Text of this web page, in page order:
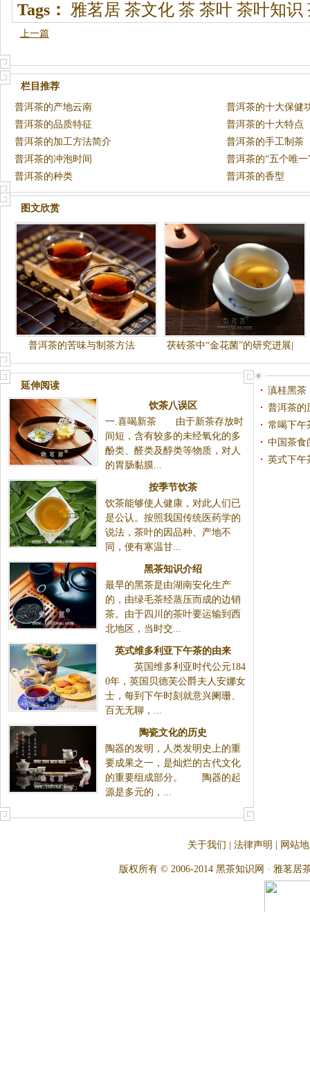
Tags： 雅茗居 茶文化 茶 茶叶 茶叶知识
上一篇
栏目推荐
普洱茶的产地云南
普洱茶的十大保健
普洱茶的品质特征
普洱茶的十大特点
普洱茶的加工方法简介
普洱茶的手工制茶
普洱茶的冲泡时间
普洱茶的“五个唯一
普洱茶的种类
普洱茶的香型
图文欣赏
普洱茶的苦味与制茶方法
（转）
茯砖茶中“金花菌”的研究进展|
黑茶金花
延伸阅读
饮茶八误区
一.喜喝新茶 由于新茶存放时
间短，含有较多的未经氧化的多
酚类、醛类及醇类等物质，对人
的胃肠黏膜...
按季节饮茶
饮茶能够使人健康，对此人们已
是公认。按照我国传统医药学的
说法，茶叶的因品种、产地不
同，便有寒温甘...
黑茶知识介绍
最早的黑茶是由湖南安化生产
的，由绿毛茶经蒸压而成的边销
茶。由于四川的茶叶要运输到西
北地区，当时交...
英式维多利亚下午茶的由来
英国维多利亚时代公元184
0年，英国贝德芙公爵夫人安娜女
士，每到下午时刻就意兴阑珊、
百无无聊，...
陶瓷文化的历史
陶器的发明，人类发明史上的重
要成果之一，是灿烂的古代文化
的重要组成部分。 陶器的起
源是多元的，...
滇桂黑茶
普洱茶的
常喝下午
中国茶食
英式下午
关于我们 法律声明 网站
版权所有 © 2006-2014 黑茶知识网 · 雅茗居